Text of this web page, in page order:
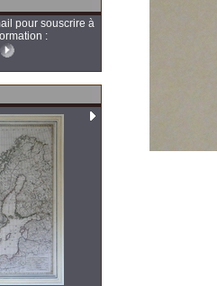
pour souscrire à
: